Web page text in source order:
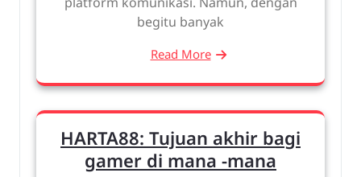
begitu banyak
Read More
HARTA88: Tujuan akhir bagi
gamer di mana -mana